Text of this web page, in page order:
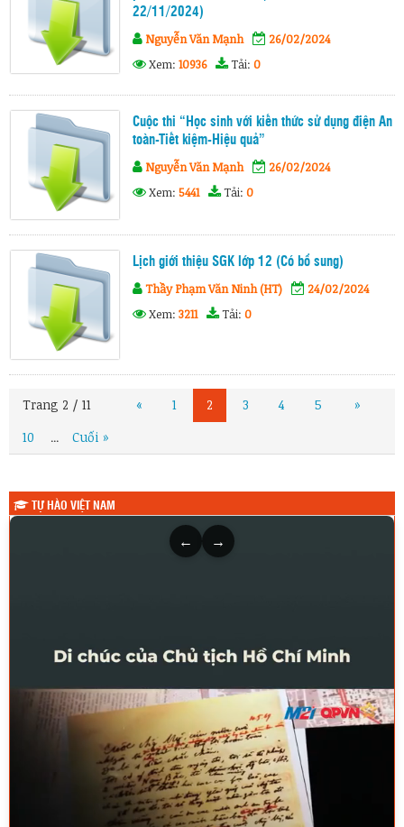
22/11/2024)
Nguyễn Văn Mạnh
26/02/2024
Xem: 10936 Tải: 0
Cuộc thi “Học sinh với kiến thức sử dụng điện An
toàn-Tiết kiệm-Hiệu quả”
Nguyễn Văn Mạnh
26/02/2024
Xem: 5441 Tải: 0
Lịch giới thiệu SGK lớp 12 (Có bổ sung)
Thầy Phạm Văn Ninh (HT)
24/02/2024
Xem: 3211 Tải: 0
Trang 2 / 11 « 1 2 3 4 5
»
10
... Cuối »
TỰ HÀO VIỆT NAM
← →